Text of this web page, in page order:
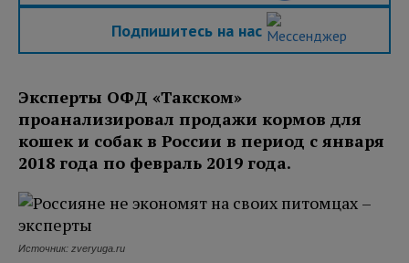
Подпишитесь на нас
Эксперты ОФД «Такском»
проанализировал продажи кормов для
кошек и собак в России в период с января
2018 года по февраль 2019 года.
Источник: zveryuga.ru